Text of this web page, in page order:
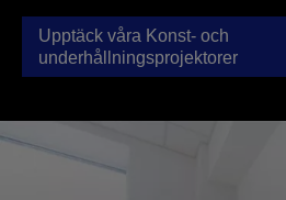
Upptäck våra Konst- och
underhållningsprojektorer